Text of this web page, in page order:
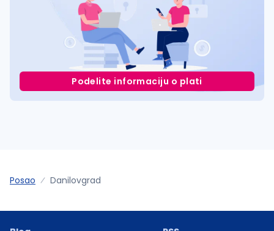
Podelite informaciju o plati
Posao Danilovgrad